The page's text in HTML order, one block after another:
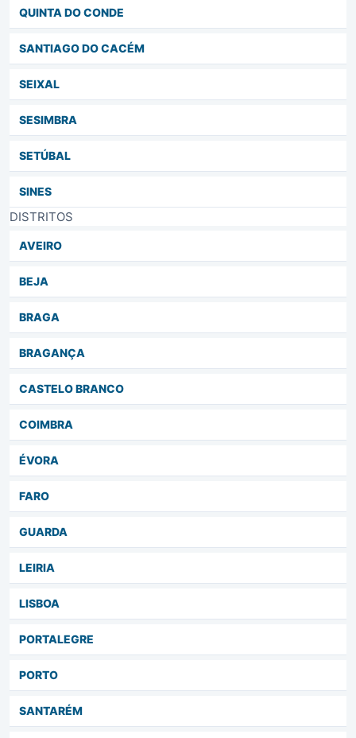
QUINTA DO CONDE
SANTIAGO DO CACÉM
SEIXAL
SESIMBRA
SETÚBAL
SINES
DISTRITOS
AVEIRO
BEJA
BRAGA
BRAGANÇA
CASTELO BRANCO
COIMBRA
ÉVORA
FARO
GUARDA
LEIRIA
LISBOA
PORTALEGRE
PORTO
SANTARÉM